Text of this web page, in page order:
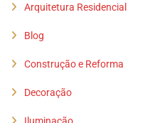
Arquitetura Residencial
Blog
Construção e Reforma
Decoração
Iluminação